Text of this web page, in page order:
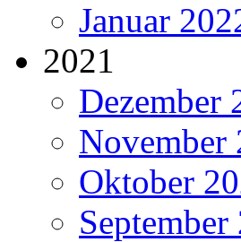
Januar
2021
Dezember
November
Oktober